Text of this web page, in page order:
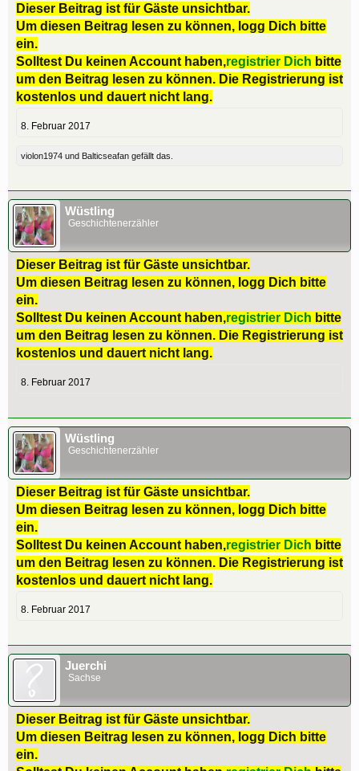
Dieser Beitrag ist für Gäste unsichtbar.
Um diesen Beitrag lesen zu können, logg Dich bitte
ein.
Solltest Du keinen Account haben,registrier Dich bitte
um den Beitrag lesen zu können. Die Registrierung ist
kostenlos und dauert nicht lang.
8. Februar 2017
violon1974 und Balticseafan gefällt das.
Wüstling
Geschichtenerzähler
Dieser Beitrag ist für Gäste unsichtbar.
Um diesen Beitrag lesen zu können, logg Dich bitte
ein.
Solltest Du keinen Account haben,registrier Dich bitte
um den Beitrag lesen zu können. Die Registrierung ist
kostenlos und dauert nicht lang.
8. Februar 2017
Wüstling
Geschichtenerzähler
Dieser Beitrag ist für Gäste unsichtbar.
Um diesen Beitrag lesen zu können, logg Dich bitte
ein.
Solltest Du keinen Account haben,registrier Dich bitte
um den Beitrag lesen zu können. Die Registrierung ist
kostenlos und dauert nicht lang.
8. Februar 2017
Juerchi
Sachse
Dieser Beitrag ist für Gäste unsichtbar.
Um diesen Beitrag lesen zu können, logg Dich bitte
ein.